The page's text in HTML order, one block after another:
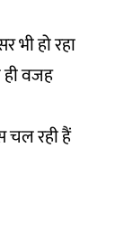
भी हो रहा
वजह
चल रही हैं